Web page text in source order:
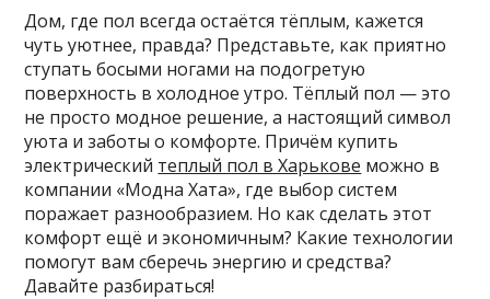
Дом, где пол всегда остаётся тёплым, кажется
чуть уютнее, правда? Представьте, как приятно
ступать босыми ногами на подогретую
поверхность в холодное утро. Тёплый пол — это
не просто модное решение, а настоящий символ
уюта и заботы о комфорте. Причём купить
электрический теплый пол в Харькове можно в
компании «Модна Хата», где выбор систем
поражает разнообразием. Но как сделать этот
комфорт ещё и экономичным? Какие технологии
помогут вам сберечь энергию и средства?
Давайте разбираться!